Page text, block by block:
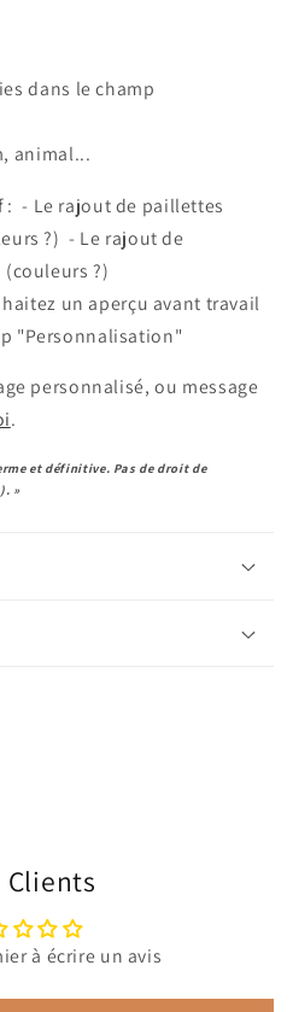
dans le champ
animal...
:- Le rajout de paillettes
?) - Le rajout de
?)
un aperçu avant travail
"Personnalisation"
personnalisé, ou message
.
et définitive. Pas de droit de
»
Clients
à écrire un avis